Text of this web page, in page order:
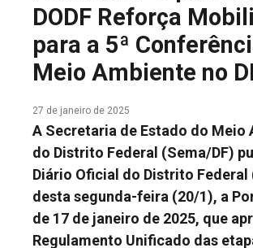
FALE CONOSCO
DODF Reforça
para a 5ª
Meio Ambiente no
27 de janeiro de 2025
A Secretaria de Estado do Meio
do Distrito Federal (Sema/DF)
Diário Oficial do Distrito Federal
desta segunda-feira (20/1), a
de 17 de janeiro de 2025, que
Regulamento Unificado das